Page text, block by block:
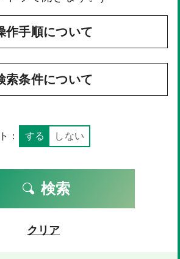
作手順について
索条件について
： する しない
検索
クリア